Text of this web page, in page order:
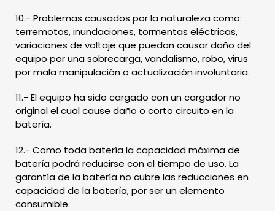
10.- Problemas causados por la naturaleza como:
terremotos, inundaciones, tormentas eléctricas,
variaciones de voltaje que puedan causar daño del
equipo por una sobrecarga, vandalismo, robo, virus
por mala manipulación o actualización involuntaria.
11.- El equipo ha sido cargado con un cargador no
original el cual cause daño o corto circuito en la
batería.
12.- Como toda batería la capacidad máxima de
batería podrá reducirse con el tiempo de uso. La
garantía de la batería no cubre las reducciones en
capacidad de la batería, por ser un elemento
consumible.